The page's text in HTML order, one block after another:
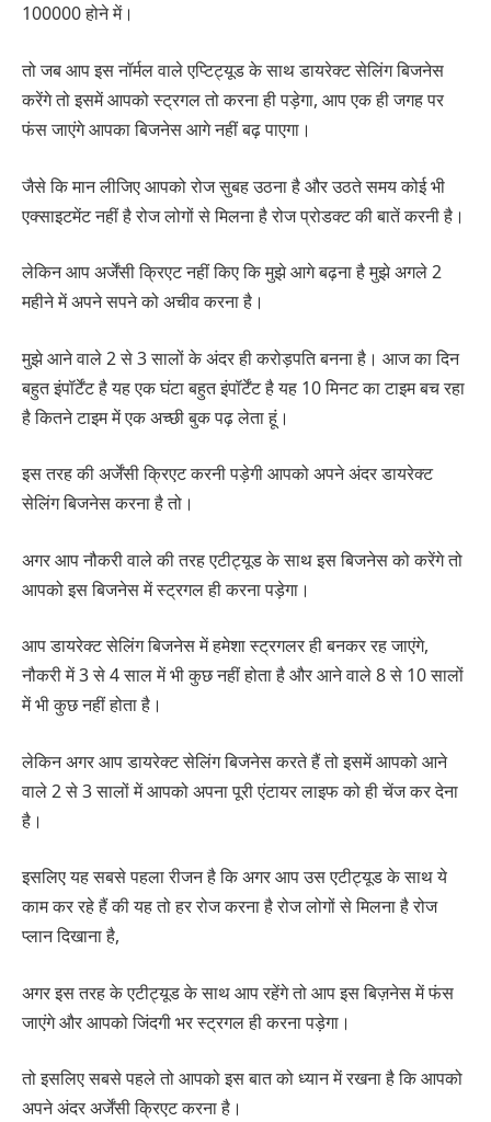
100000 होने में।
तो जब आप इस नॉर्मल वाले एप्टिट्यूड के साथ डायरेक्ट सेलिंग बिजनेस
करेंगे तो इसमें आपको स्ट्रगल तो करना ही पड़ेगा, आप एक ही जगह पर
फंस जाएंगे आपका बिजनेस आगे नहीं बढ़ पाएगा।
जैसे कि मान लीजिए आपको रोज सुबह उठना है और उठते समय कोई भी
एक्साइटमेंट नहीं है रोज लोगों से मिलना है रोज प्रोडक्ट की बातें करनी है।
लेकिन आप अर्जेंसी क्रिएट नहीं किए कि मुझे आगे बढ़ना है मुझे अगले 2
महीने में अपने सपने को अचीव करना है।
मुझे आने वाले 2 से 3 सालों के अंदर ही करोड़पति बनना है। आज का दिन
बहुत इंपॉर्टेंट है यह एक घंटा बहुत इंपॉर्टेंट है यह 10 मिनट का टाइम बच रहा
है कितने टाइम में एक अच्छी बुक पढ़ लेता हूं।
इस तरह की अर्जेंसी क्रिएट करनी पड़ेगी आपको अपने अंदर डायरेक्ट
सेलिंग बिजनेस करना है तो।
अगर आप नौकरी वाले की तरह एटीट्यूड के साथ इस बिजनेस को करेंगे तो
आपको इस बिजनेस में स्ट्रगल ही करना पड़ेगा।
आप डायरेक्ट सेलिंग बिजनेस में हमेशा स्ट्रगलर ही बनकर रह जाएंगे,
नौकरी में 3 से 4 साल में भी कुछ नहीं होता है और आने वाले 8 से 10 सालों
में भी कुछ नहीं होता है।
लेकिन अगर आप डायरेक्ट सेलिंग बिजनेस करते हैं तो इसमें आपको आने
वाले 2 से 3 सालों में आपको अपना पूरी एंटायर लाइफ को ही चेंज कर देना
है।
इसलिए यह सबसे पहला रीजन है कि अगर आप उस एटीट्यूड के साथ ये
काम कर रहे हैं की यह तो हर रोज करना है रोज लोगों से मिलना है रोज
प्लान दिखाना है,
अगर इस तरह के एटीट्यूड के साथ आप रहेंगे तो आप इस बिज़नेस में फंस
जाएंगे और आपको जिंदगी भर स्ट्रगल ही करना पड़ेगा।
तो इसलिए सबसे पहले तो आपको इस बात को ध्यान में रखना है कि आपको
अपने अंदर अर्जेंसी क्रिएट करना है।